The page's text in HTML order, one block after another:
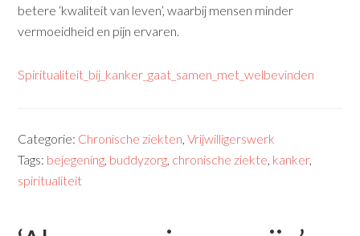
betere ‘kwaliteit van leven’, waarbij mensen minder
vermoeidheid en pijn ervaren.
Spiritualiteit_bij_kanker_gaat_samen_met_welbevinden
Categorie: Chronische ziekten,Vrijwilligerswerk
Tags: bejegening, buddyzorg, chronische ziekte, kanker,
spiritualiteit